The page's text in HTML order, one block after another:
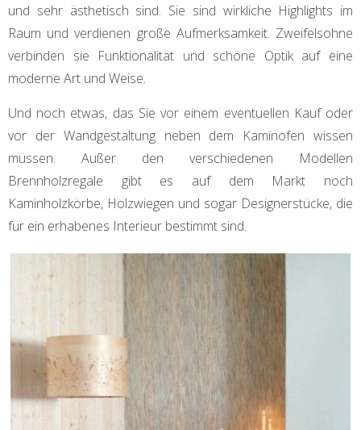
und sehr ästhetisch sind. Sie sind wirkliche Highlights im
Raum und verdienen große Aufmerksamkeit. Zweifelsohne
verbinden sie Funktionalität und schöne Optik auf eine
moderne Art und Weise.
Und noch etwas, das Sie vor einem eventuellen Kauf oder
vor der Wandgestaltung neben dem Kaminofen wissen
müssen. Außer den verschiedenen Modellen
Brennholzregale gibt es auf dem Markt noch
Kaminholzkörbe, Holzwiegen und sogar Designerstücke, die
für ein erhabenes Interieur bestimmt sind.